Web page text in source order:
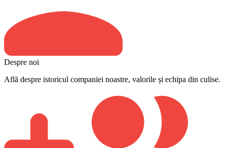
Despre noi
Află despre istoricul companiei noastre, valorile și echipa din culise.